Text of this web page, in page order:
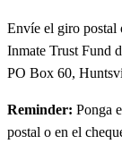
Envíe el giro postal
Inmate Trust Fund
PO Box 60,
Reminder: Ponga
postal o en el